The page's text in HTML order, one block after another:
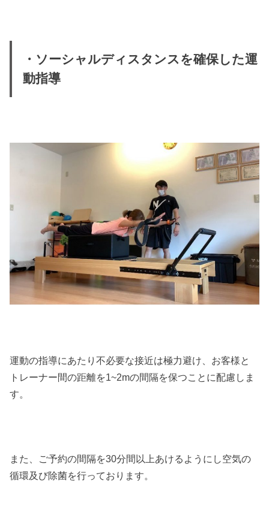
・ソーシャルディスタンスを確保した運
動指導
運動の指導にあたり不必要な接近は極力避け、お客様と
トレーナー間の距離を1~2mの間隔を保つことに配慮しま
す。
また、ご予約の間隔を30分間以上あけるようにし空気の
循環及び除菌を行っております。